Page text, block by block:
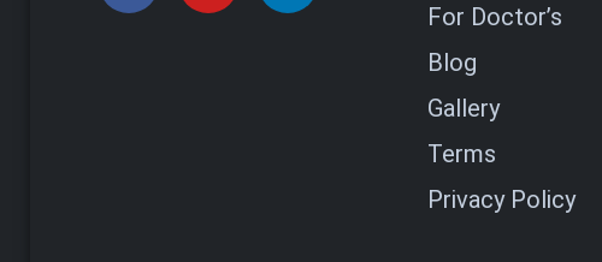
For Doctor’s
Blog
Gallery
Terms
Privacy Policy